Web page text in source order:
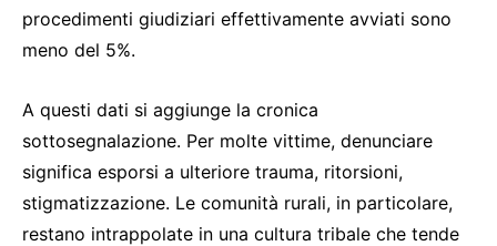
procedimenti giudiziari effettivamente avviati sono
meno del 5%.
A questi dati si aggiunge la cronica
sottosegnalazione. Per molte vittime, denunciare
significa esporsi a ulteriore trauma, ritorsioni,
stigmatizzazione. Le comunità rurali, in particolare,
restano intrappolate in una cultura tribale che tende